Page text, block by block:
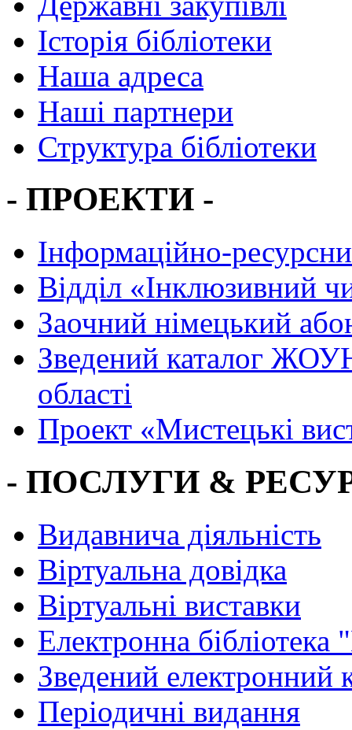
Історія бібліотеки
Наша адреса
Наші партнери
Структура бібліотеки
- ПРОЕКТИ -
Інформаційно-
Вiддiл «Інклюзивний
Заочний німецький
Зведений каталог
області
Проект «Мистецькі
- ПОСЛУГИ &
Видавнича діяльність
Віртуальна довідка
Віртуальні виставки
Електронна
Зведений електронний
Періодичні видання